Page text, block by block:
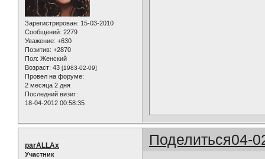
Зарегистрирован: 15-03-2010
Сообщений: 2279
Уважение: +630
Позитив: +2870
Пол: Женский
Возраст: 43 [1983-02-09]
Провел на форуме:
2 месяца 2 дня
Последний визит:
18-04-2012 00:58:35
Поделиться04-
parALLAx
Участник